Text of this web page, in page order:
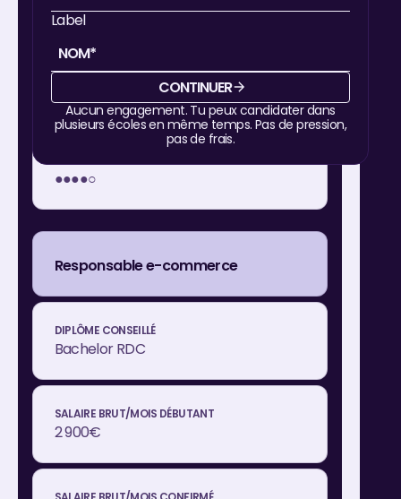
3 200€
●●●●○
Responsable e-commerce
Bachelor RDC
2 900€
Label
CONTINUER
Aucun engagement. Tu peux candidater dans
plusieurs écoles en même temps. Pas de pression,
pas de frais.